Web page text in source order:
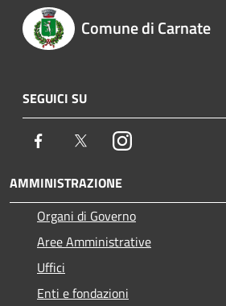
Comune di Carnate
SEGUICI SU
Facebook TwitterInstagram
AMMINISTRAZIONE
Organi di Governo
Aree Amministrative
Uffici
Enti e fondazioni